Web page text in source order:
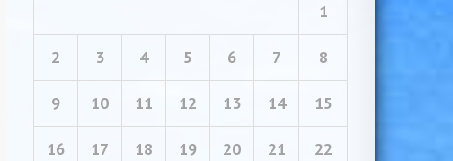
1
2 3 4 5 6 7 8
9 10 11 12 13 14 15
16 17 18 19 20 21 22